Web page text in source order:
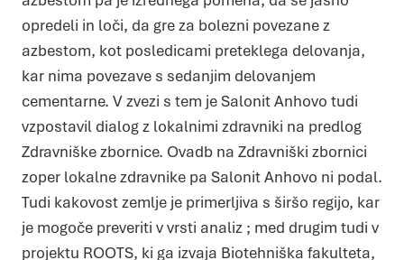
opredeli in loči, da gre za bolezni povezane z
azbestom, kot posledicami preteklega delovanja,
kar nima povezave s sedanjim delovanjem
cementarne. V zvezi s tem je Salonit Anhovo tudi
vzpostavil dialog z lokalnimi zdravniki na predlog
Zdravniške zbornice. Ovadb na Zdravniški zbornici
zoper lokalne zdravnike pa Salonit Anhovo ni podal.
Tudi kakovost zemlje je primerljiva s širšo regijo, kar
je mogoče preveriti v vrsti analiz ; med drugim tudi v
projektu ROOTS, ki ga izvaja Biotehniška fakulteta,